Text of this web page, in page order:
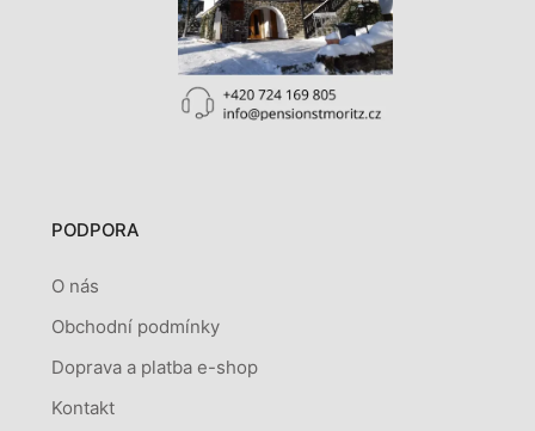
PODPORA
O nás
Obchodní podmínky
Doprava a platba e-shop
Kontakt